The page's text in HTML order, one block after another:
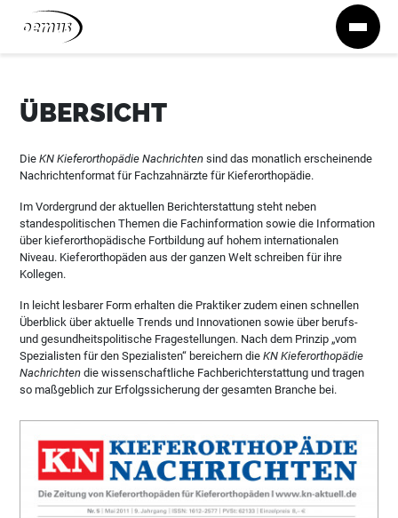
Zum Inhalt springen
ÜBERSICHT
DieKN Kieferorthopädie Nachrichten sind das monatlich erscheinende
Nachrichtenformat für Fachzahnärzte für Kieferorthopädie.
Im Vordergrund der aktuellen Berichterstattung steht neben
standespolitischen Themen die Fachinformation sowie die Information
über kieferorthopädische Fortbildung auf hohem internationalen
Niveau. Kieferorthopäden aus der ganzen Welt schreiben für ihre
Kollegen.
In leicht lesbarer Form erhalten die Praktiker zudem einen schnellen
Überblick über aktuelle Trends und Innovationen sowie über berufs-
und gesundheitspolitische Fragestellungen. Nach dem Prinzip „vom
Spezialisten für den Spezialisten“ bereichern dieKN Kieferorthopädie
Nachrichten die wissenschaftliche Fachberichterstattung und tragen
so maßgeblich zur Erfolgssicherung der gesamten Branche bei.